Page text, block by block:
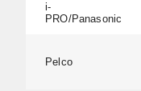
i-
PRO/Panasonic
Pelco